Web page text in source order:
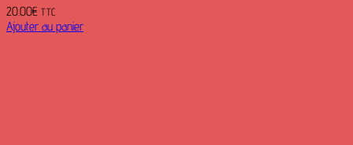
20.00€ TTC
Ajouter au panier